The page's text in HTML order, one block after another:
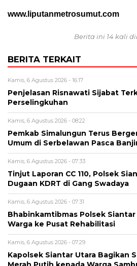
www.liputanmetrosumut.com
Berita ini 14 kali
BERITA TERKAIT
Kamis, 6 Agustus 2026 - 16:17
Penjelasan Risnawati Sijabat
Perselingkuhan
Kamis, 6 Agustus 2026 - 08:22
Pemkab Simalungun Terus
Umum di Serbelawan Pasca
Kamis, 6 Agustus 2026 - 07:33
Tinjut Laporan CC 110, Polsek
Dugaan KDRT di Gang Swadaya
Kamis, 6 Agustus 2026 - 07:31
Bhabinkamtibmas Polsek
Warga ke Pusat Rehabilitasi
Kamis, 6 Agustus 2026 - 07:29
Kapolsek Siantar Utara Bagikan